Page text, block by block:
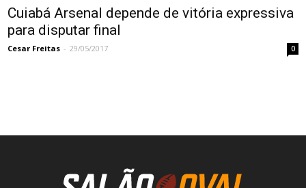
Cuiabá Arsenal depende de vitória expressiva
para disputar final
Cesar Freitas - 29/05/2017 0